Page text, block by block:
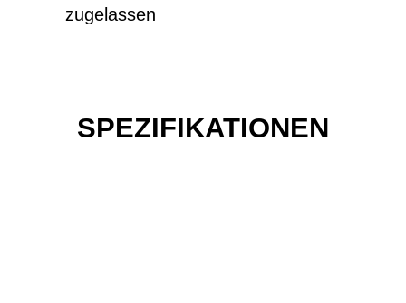
zugelassen
SPEZIFIKATIONEN